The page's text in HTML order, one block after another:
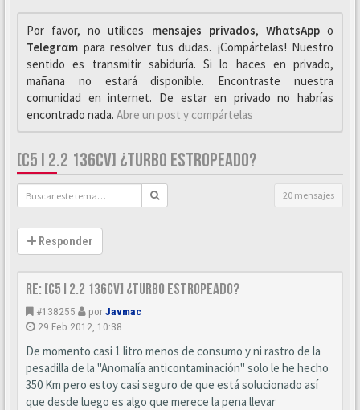
Por favor, no utilices mensajes privados, WhαtsAppo
Telegrαm para resolver tus dudas. ¡Compártelas! Nuestro
sentido es transmitir sabiduría. Si lo haces en privado,
mañana no estará disponible. Encontraste nuestra
comunidad en internet. De estar en privado no habrías
encontrado nada. Abre un post y compártelas
[C5 I 2.2 136CV] ¿TURBO ESTROPEADO?
20 mensajes
Responder
Re: [C5 I 2.2 136cv] ¿turbo estropeado?
#138255 porJavmac
29 Feb 2012, 10:38
De momento casi 1 litro menos de consumo y ni rastro de la
pesadilla de la "Anomalía anticontaminación" solo le he hecho
350 Km pero estoy casi seguro de que está solucionado así
que desde luego es algo que merece la pena llevar